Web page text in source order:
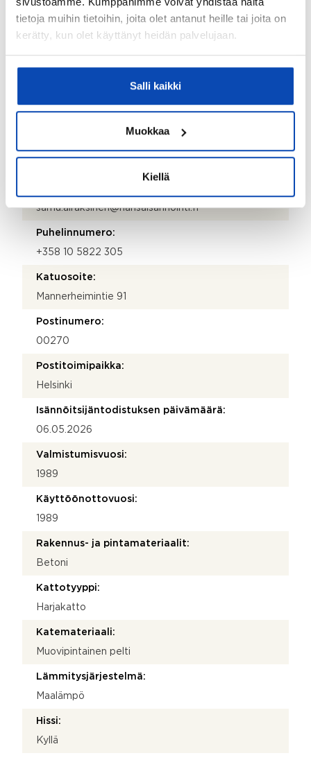
tietoja muihin tietoihin, joita olet antanut heille tai joita on
kerätty, kun olet käyttänyt heidän palvelujaan.
Salli kaikki
Muokkaa
Kiellä
Huoltoyhtiö
Lisätietoja kiinteistönhoidosta:
samu.airaksinen@hansaisannointi.fi
Puhelinnumero:
+358 10 5822 305
Katuosoite:
Mannerheimintie 91
Postinumero:
00270
Postitoimipaikka:
Helsinki
Isännöitsijäntodistuksen päivämäärä:
06.05.2026
Valmistumisvuosi:
1989
Käyttöönottovuosi:
1989
Rakennus- ja pintamateriaalit:
Betoni
Kattotyyppi:
Harjakatto
Katemateriaali:
Muovipintainen pelti
Lämmitysjärjestelmä:
Maalämpö
Hissi:
Kyllä